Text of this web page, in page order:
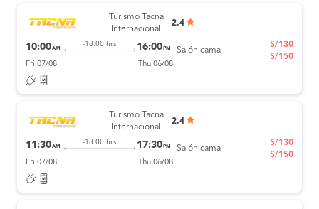
Turismo Tacna
Internacional
2.4
10:00AM
-18:00 hrs 16:00 PM
Fri 07/08 Thu 06/08
Salón cama
S/130
S/150
Turismo Tacna
Internacional
2.4
11:30AM
-18:00 hrs 17:30 PM
Fri 07/08 Thu 06/08
Salón cama
S/130
S/150